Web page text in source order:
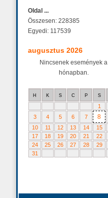
Oldal ...
Összesen: 228385
Egyedi: 117539
augusztus 2026
Nincsenek események a
hónapban.
H K S C P S
1
3
4 5 6 7 8
10
11 12 13 14 15
17
18 19 20 21 22
24
25 26 27 28 29
31